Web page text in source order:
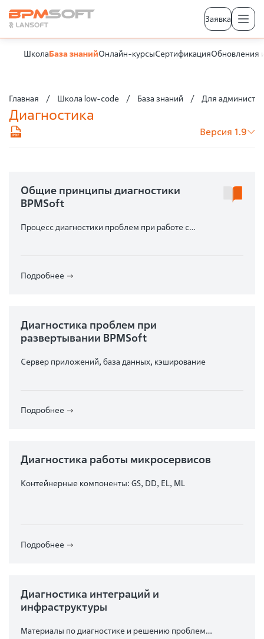
Заявка
ШколаБаза знанийОнлайн-курсыСертификацияОбновления
Главная Школа low-code База знаний Для
Диагностика
Версия 1.9
Общие принципы диагностики
BPMSoft
Процесс диагностики проблем при работе с
Подробнее
Диагностика проблем при
развертывании BPMSoft
Сервер приложений, база данных, кэширование
Подробнее
Диагностика работы микросервисов
Контейнерные компоненты: GS, DD, EL, ML
Подробнее
Диагностика интеграций и
инфраструктуры
Материалы по диагностике и решению проблем